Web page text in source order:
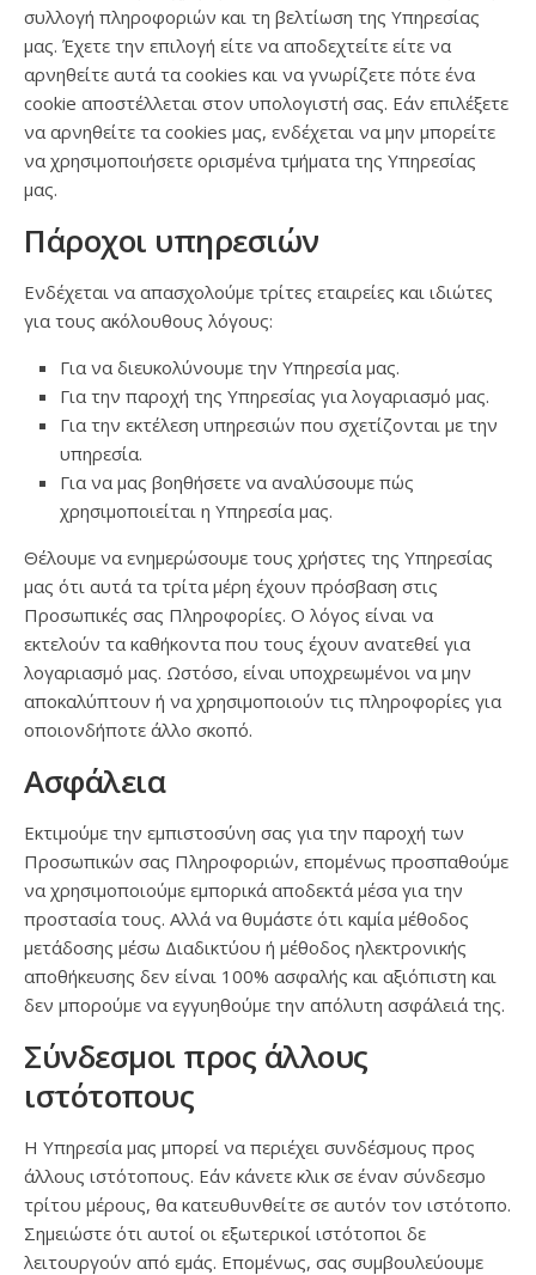
συλλογή πληροφοριών και τη βελτίωση της Υπηρεσίας
μας. Έχετε την επιλογή είτε να αποδεχτείτε είτε να
αρνηθείτε αυτά τα cookies και να γνωρίζετε πότε ένα
cookie αποστέλλεται στον υπολογιστή σας. Εάν επιλέξετε
να αρνηθείτε τα cookies μας, ενδέχεται να μην μπορείτε
να χρησιμοποιήσετε ορισμένα τμήματα της Υπηρεσίας
μας.
Πάροχοι υπηρεσιών
Ενδέχεται να απασχολούμε τρίτες εταιρείες και ιδιώτες
για τους ακόλουθους λόγους:
Για να διευκολύνουμε την Υπηρεσία μας.
Για την παροχή της Υπηρεσίας για λογαριασμό μας.
Για την εκτέλεση υπηρεσιών που σχετίζονται με την
υπηρεσία.
Για να μας βοηθήσετε να αναλύσουμε πώς
χρησιμοποιείται η Υπηρεσία μας.
Θέλουμε να ενημερώσουμε τους χρήστες της Υπηρεσίας
μας ότι αυτά τα τρίτα μέρη έχουν πρόσβαση στις
Προσωπικές σας Πληροφορίες. Ο λόγος είναι να
εκτελούν τα καθήκοντα που τους έχουν ανατεθεί για
λογαριασμό μας. Ωστόσο, είναι υποχρεωμένοι να μην
αποκαλύπτουν ή να χρησιμοποιούν τις πληροφορίες για
οποιονδήποτε άλλο σκοπό.
Ασφάλεια
Εκτιμούμε την εμπιστοσύνη σας για την παροχή των
Προσωπικών σας Πληροφοριών, επομένως προσπαθούμε
να χρησιμοποιούμε εμπορικά αποδεκτά μέσα για την
προστασία τους. Αλλά να θυμάστε ότι καμία μέθοδος
μετάδοσης μέσω Διαδικτύου ή μέθοδος ηλεκτρονικής
αποθήκευσης δεν είναι 100% ασφαλής και αξιόπιστη και
δεν μπορούμε να εγγυηθούμε την απόλυτη ασφάλειά της.
Σύνδεσμοι προς άλλους
ιστότοπους
Η Υπηρεσία μας μπορεί να περιέχει συνδέσμους προς
άλλους ιστότοπους. Εάν κάνετε κλικ σε έναν σύνδεσμο
τρίτου μέρους, θα κατευθυνθείτε σε αυτόν τον ιστότοπο.
Σημειώστε ότι αυτοί οι εξωτερικοί ιστότοποι δε
λειτουργούν από εμάς. Επομένως, σας συμβουλεύουμε